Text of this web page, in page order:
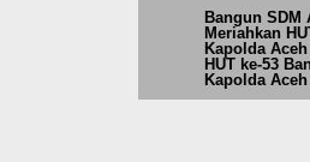
Bangun
Meriahkan
Kapolda
HUT ke-53
Kapolda